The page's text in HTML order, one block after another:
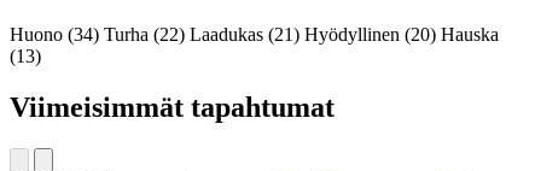
Huono (34) Turha (22) Laadukas (21) Hyödyllinen (20) Hauska
(13)
Viimeisimmät tapahtumat